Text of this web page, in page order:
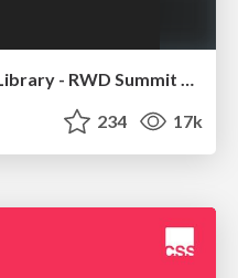
Fight the Zombie Pattern Library - RWD Summit 2016
234 17k